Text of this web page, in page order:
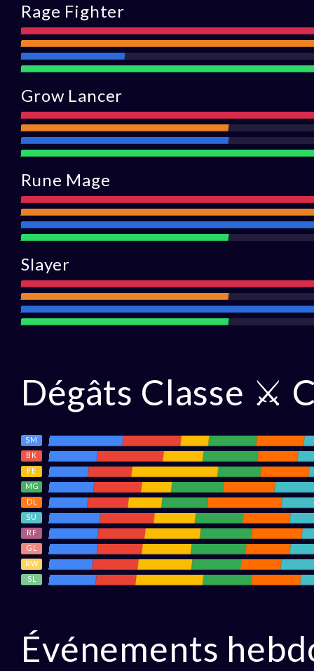
Rage Fighter
Attaque
Portée
Défense
Assistance
Grow Lancer
Attaque
Portée
Défense
Assistance
Rune Mage
Attaque
Portée
Défense
Assistance
Slayer
Attaque
Portée
Défense
Assistance
Dégâts Classe ⚔
SM
BK
FE
MG
DL
SU
RF
GL
RW
SL
Événements